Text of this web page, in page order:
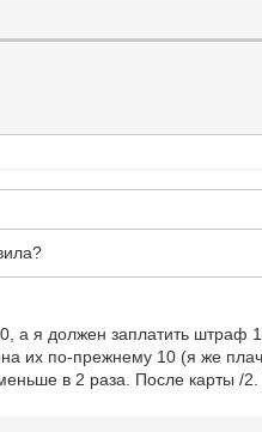
а я должен заплатить штраф
их по-прежнему 10 (я же
в 2 раза. После карты /2.